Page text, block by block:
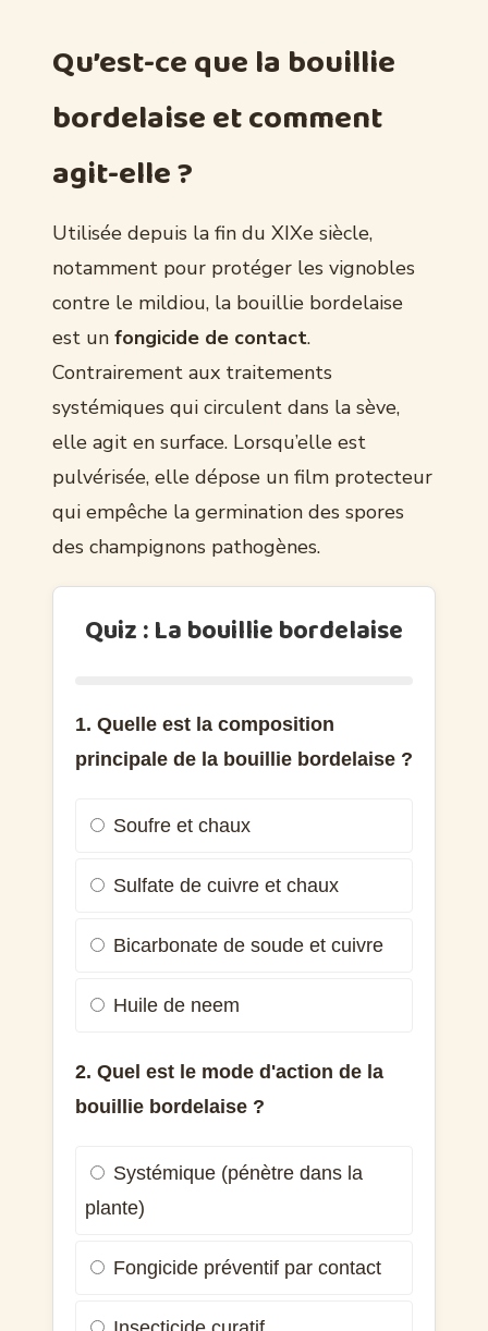
Qu’est-ce que la bouillie
bordelaise et comment
agit-elle ?
Utilisée depuis la fin du XIXe siècle,
notamment pour protéger les vignobles
contre le mildiou, la bouillie bordelaise
est un fongicide de contact.
Contrairement aux traitements
systémiques qui circulent dans la sève,
elle agit en surface. Lorsqu’elle est
pulvérisée, elle dépose un film protecteur
qui empêche la germination des spores
des champignons pathogènes.
Quiz : La bouillie bordelaise
1. Quelle est la composition
principale de la bouillie bordelaise ?
Soufre et chaux
Sulfate de cuivre et chaux
Bicarbonate de soude et cuivre
Huile de neem
2. Quel est le mode d'action de la
bouillie bordelaise ?
Systémique (pénètre dans la
plante)
Fongicide préventif par contact